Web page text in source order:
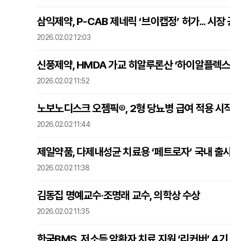
삼익제약, P-CAB 제네릭 ‘브이캡정’ 허가... 시장
2026.02.02 12:03
신풍제약, HMDA 가교 히알루론산 ‘하이알플렉
2026.02.02 11:52
노보노디스크 오젬픽®, 2형 당뇨병 급여 적용 시
2026.02.02 11:44
제일약품, 다제내성균 치료용 ‘페트로자’ 국내 출
2026.02.02 11:38
김동집 명예교수·조명래 교수, 의학상 수상
2026.02.02 11:35